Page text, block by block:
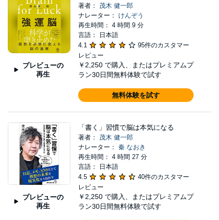
プレビューの
再生
著者： 茂木 健一郎
ナレーター： けんぞう
再生時間： 4 時間 9 分
言語： 日本語
4.1
95件のカスタマー
レビュー
￥2,250 で購入、またはプレミアムプ
ラン30日間無料体験で試す
無料体験を試す
プレビューの
再生
「書く」習慣で脳は本気になる
著者： 茂木 健一郎
ナレーター： 秦 なおき
再生時間： 4 時間 27 分
言語： 日本語
4.5
40件のカスタマー
レビュー
￥2,250 で購入、またはプレミアムプ
ラン30日間無料体験で試す